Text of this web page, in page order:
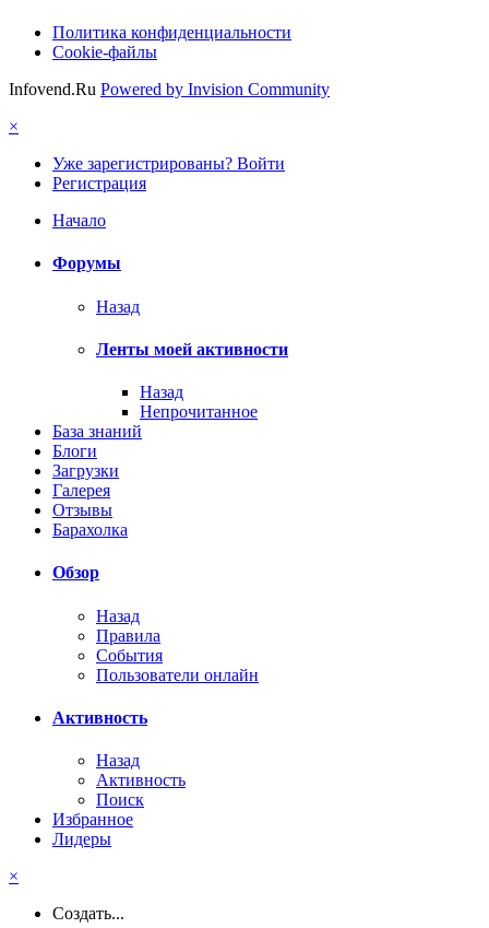
Политика конфиденциальности
Cookie-файлы
Infovend.Ru Powered by Invision Community
×
Уже зарегистрированы? Войти
Регистрация
Начало
Форумы
Назад
Ленты моей активности
Назад
Непрочитанное
База знаний
Блоги
Загрузки
Галерея
Отзывы
Барахолка
Обзор
Назад
Правила
События
Пользователи онлайн
Активность
Назад
Активность
Поиск
Избранное
Лидеры
×
Создать...